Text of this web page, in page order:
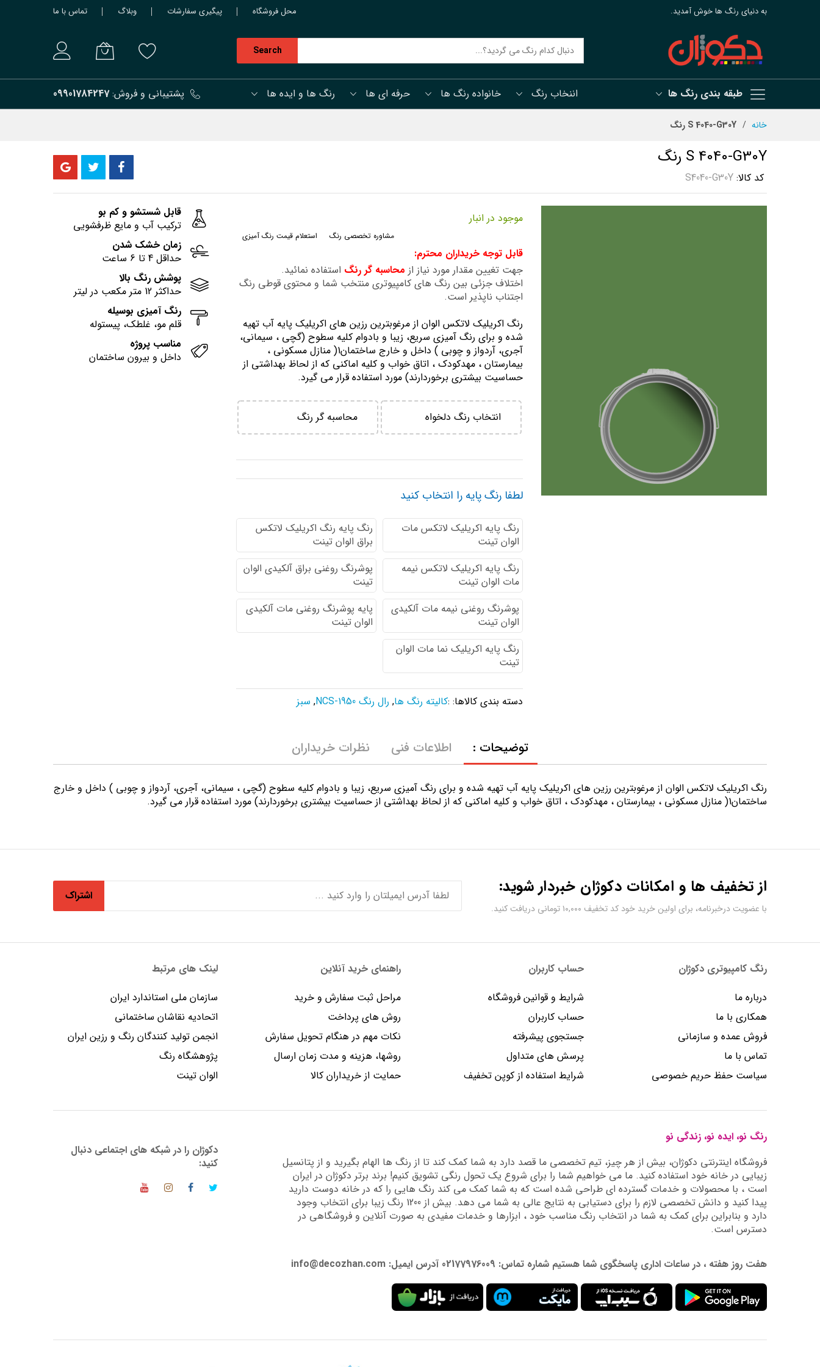
به دنیای رنگ ها خوش آمدید. محل فروشگاه پیگیری سفارشات وبلاگ تماس با ما
طبقه بندی رنگ ها
Search
اننخاب رنگ خانواده رنگ ها حرفه ای ها رنگ ها و ایده ها پشتیبانی و فروش:09901784247
خانه S 4040-G30Y رنگ
S 4040-G30Y رنگ
کد کالا S4040-G30Y
موجود در انبار
استعلام قیمت رنگ آمیزی مشاوره تخصصی رنگ
قابل توجه خریداران محترم:
جهت تغیین مقدار مورد نیاز از محاسبه گر رنگ استفاده نمائید.
اختلاف جزئی بین رنگ های کامپیوتری منتخب شما و محتوی قوطی رنگ
اجتناب ناپذیر است.
رنگ اكريليك لاتكس الوان از مرغوبترين رزين هاي اكريليك پايه آب تهيه
شده و برای رنگ آمیزی سریع، زیبا و بادوام کلیه سطوح (گچی ، سیمانی،
آجری، آردواز و چوبی ) داخل و خارج ساختمان1( منازل مسكوني ،
بيمارستان ، مهدكودك ، اتاق خواب و كليه اماكني كه از لحاظ بهداشتي از
حساسيت بيشتري برخوردارند) مورد استفاده قرار می گیرد.
انتخاب رنگ دلخواه محاسبه گر رنگ
لطفا رنگ پایه را انتخاب کنید
رنگ پایه اكريليك لاتكس مات
الوان تینت
رنگ پایه رنگ اكريليك لاتكس
براق الوان تینت
رنگ پایه اكريليك لاتكس نيمه
مات الوان تینت
پوشرنگ روغنی براق آلکیدی الوان
تینت
پوشرنگ روغنی نیمه مات آلکیدی
الوان تینت
پایه پوشرنگ روغنی مات آلکیدی
الوان تینت
رنگ پایه اکریلیک نما مات الوان
تینت
دسته بندی کالاها: :کالیته رنگ ها, رال رنگ NCS-1950 , سبز
قابل شستشو و کم بو
ترکیب آب و مایع ظرفشویی
زمان خشک شدن
حداقل 4 تا 6 ساعت
پوشش رنگ بالا
حداکثر 12 متر مکعب در لیتر
رنگ آمیزی بوسیله
قلم مو، غلطک، پیستوله
مناسب پروژه
داخل و بیرون ساختمان
توضیحات :
رنگ اكريليك لاتكس الوان از مرغوبترين رزين هاي اكريليك پايه آب تهيه شده و برای رنگ آمیزی سریع، زیبا و بادوام کلیه سطوح (گچی ، سیمانی، آجری، آردواز و چوبی ) داخل و خارج
ساختمان1( منازل مسكوني ، بيمارستان ، مهدكودك ، اتاق خواب و كليه اماكني كه از لحاظ بهداشتي از حساسيت بيشتري برخوردارند) مورد استفاده قرار می گیرد.
اطلاعات فنی نظرات خریداران
از تخفیف ها و امکانات دکوژان خبردار شوید:
با عضویت درخبرنامه، برای اولین خرید خود کد تخفیف ۱۰,۰۰۰ تومانی دریافت کنید.
اشتراک
رنگ کامپیوتری دکوژان
درباره ما
همکاری با ما
فروش عمده و سازمانی
تماس با ما
سیاست حفظ حریم خصوصی
حساب کاربران
شرایط و قوانین فروشگاه
حساب کاربران
جستجوی پیشرفته
پرسش های متداول
شرایط استفاده از کوپن تخفیف
راهنمای خرید آنلاین
مراحل ثبت سفارش و خرید
روش های پرداخت
نکات مهم در هنگام تحویل سفارش
روشها، هزینه و مدت زمان ارسال
حمایت از خریداران کالا
لینک های مرتبط
سازمان ملی استاندارد ایران
اتحادیه نقاشان ساختمانی
انجمن توليد كنندگان رنگ و رزين ايران
پژوهشگاه رنگ
الوان تینت
رنگ نو، ایده نو، زندگی نو
فروشگاه اینترنتی دکوژان، بیش از هر چیز، تیم تخصصی ما قصد دارد به شما کمک کند تا از رنگ ها الهام بگیرید و از پتانسیل
زیبایی در خانه خود استفاده کنید. ما می خواهیم شما را برای شروع یک تحول رنگی تشویق کنیم! برند برتر دکوژان در ایران
است ، با محصولات و خدمات گسترده ای طراحی شده است که به شما کمک می کند رنگ هایی را که در خانه دوست دارید
پیدا کنید و دانش تخصصی لازم را برای دستیابی به نتایج عالی به شما می دهد. بیش از 1200 رنگ زیبا برای انتخاب وجود
دارد و بنابراین برای کمک به شما در انتخاب رنگ مناسب خود ، ابزارها و خدمات مفیدی به صورت آنلاین و فروشگاهی در
دسترس است.
هفت روز هفته ، در ساعات اداری پاسخگوی شما هستیم شماره تماس: 02177976009 آدرس ایمیل: info@decozhan.com
دکوژان را در شبکه های اجتماعی دنبال
کنید: